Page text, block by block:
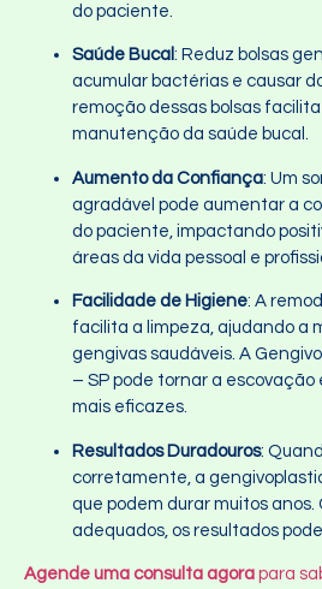
do paciente.
Saúde Bucal : Reduz bolsas
acumular bactérias e causar
remoção dessas bolsas
manutenção da saúde bucal.
Aumento da Confiança: Um
agradável pode aumentar a
do paciente, impactando
áreas da vida pessoal e
Facilidade de Higiene: A
facilita a limpeza, ajudando a
gengivas saudáveis. A
– SP pode tornar a escovação
mais eficazes.
Resultados Duradouros:
corretamente, a
que podem durar muitos anos.
adequados, os resultados
Agende uma consulta agora para